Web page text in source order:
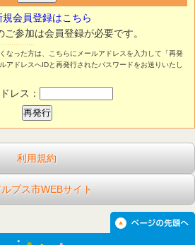
規会員登録はこちら
参加は会員登録が必要です。
なった方は、こちらにメールアドレスを入力して「再発
アドレスへIDと再発行されたパスワードをお送りいたし
レス：
利用規約
プス市WEBサイト